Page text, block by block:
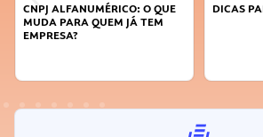
DICAS PARA OBTER CRÉDITO
FAÇA A